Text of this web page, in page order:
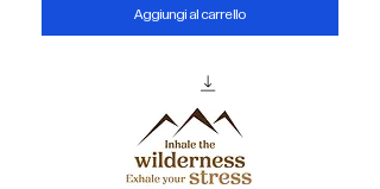
Aggiungi al carrello